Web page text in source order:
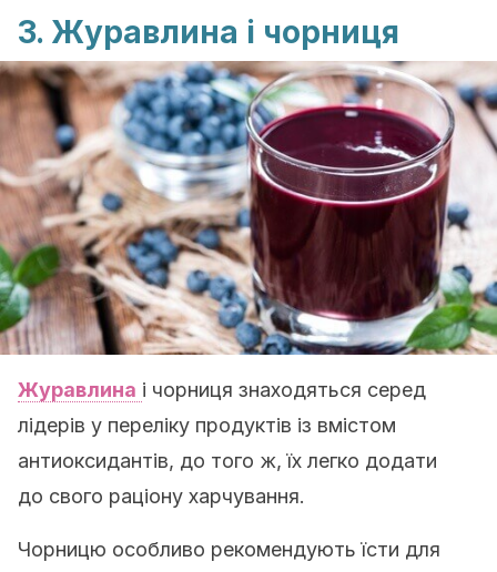
3. Журавлина і чорниця
Журавлина і чорниця знаходяться серед
лідерів у переліку продуктів із вмістом
антиоксидантів, до того ж, їх легко додати
до свого раціону харчування.
Чорницю особливо рекомендують їсти для